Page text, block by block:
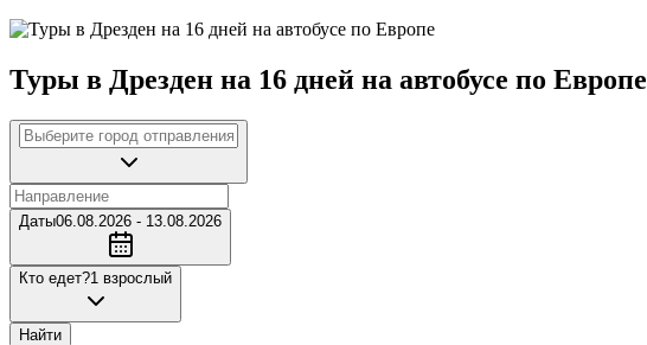
Туры в Дрезден на 16 дней на автобусе по Европе
Даты06.08.2026 - 13.08.2026
Кто едет?1 взрослый
Найти